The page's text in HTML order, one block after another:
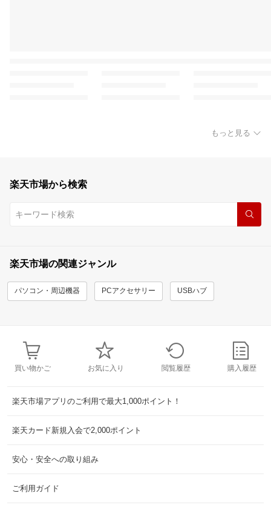
もっと見る
楽天市場から検索
楽天市場の関連ジャンル
パソコン・周辺機器 PCアクセサリー USBハブ
買い物かご お気に入り 閲覧履歴 購入履歴
楽天市場アプリのご利用で最大1,000ポイント！
楽天カード新規入会で2,000ポイント
安心・安全への取り組み
ご利用ガイド